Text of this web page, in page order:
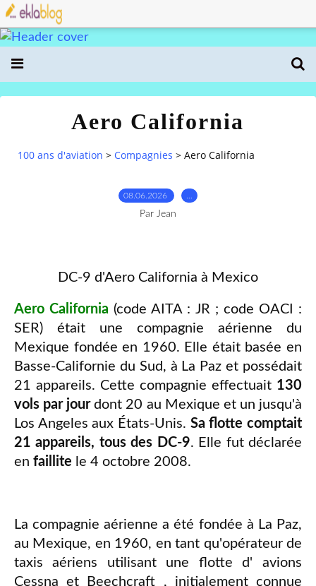
Aero California
100 ans d'aviation > Compagnies > Aero California
08.06.2026
Par Jean
DC-9 d'Aero California à Mexico
Aero California (code AITA : JR ; code OACI :
SER) était une compagnie aérienne du
Mexique fondée en 1960. Elle était basée en
Basse-Californie du Sud, à La Paz et possédait
21 appareils. Cette compagnie effectuait 130
vols par jourdont 20 au Mexique et un jusqu'à
Los Angeles aux États-Unis. Sa flotte comptait
21 appareils, tous des DC-9. Elle fut déclarée
en faillite le 4 octobre 2008.
La compagnie aérienne a été fondée à La Paz,
au Mexique, en 1960, en tant qu'opérateur de
taxis aériens utilisant une flotte d' avions
Cessna et Beechcraft , initialement connue